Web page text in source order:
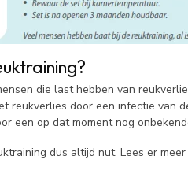
die last hebben van
reukverlies door een infectie van
een op dat moment nog
dus altijd nut. Lees er